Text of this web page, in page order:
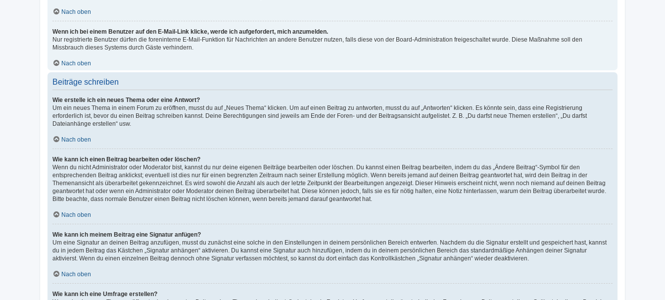
Nach oben
Wenn ich bei einem Benutzer auf den E-Mail-Link klicke, werde ich aufgefordert, mich anzumelden.
Nur registrierte Benutzer dürfen die foreninterne E-Mail-Funktion für Nachrichten an andere Benutzer nutzen, falls diese von der Board-Administration freigeschaltet wurde. Diese Maßnahme soll den
Missbrauch dieses Systems durch Gäste verhindern.
Nach oben
Beiträge schreiben
Wie erstelle ich ein neues Thema oder eine Antwort?
Um ein neues Thema in einem Forum zu eröffnen, musst du auf „Neues Thema“ klicken. Um auf einen Beitrag zu antworten, musst du auf „Antworten“ klicken. Es könnte sein, dass eine Registrierung
erforderlich ist, bevor du einen Beitrag schreiben kannst. Deine Berechtigungen sind jeweils am Ende der Foren- und der Beitragsansicht aufgelistet. Z. B. „Du darfst neue Themen erstellen“, „Du darfst
Dateianhänge erstellen“ usw.
Nach oben
Wie kann ich einen Beitrag bearbeiten oder löschen?
Wenn du nicht Administrator oder Moderator bist, kannst du nur deine eigenen Beiträge bearbeiten oder löschen. Du kannst einen Beitrag bearbeiten, indem du das „Ändere Beitrag“-Symbol für den
entsprechenden Beitrag anklickst; eventuell ist dies nur für einen begrenzten Zeitraum nach seiner Erstellung möglich. Wenn bereits jemand auf deinen Beitrag geantwortet hat, wird dein Beitrag in der
Themenansicht als überarbeitet gekennzeichnet. Es wird sowohl die Anzahl als auch der letzte Zeitpunkt der Bearbeitungen angezeigt. Dieser Hinweis erscheint nicht, wenn noch niemand auf deinen Beitrag
geantwortet hat oder wenn ein Administrator oder Moderator deinen Beitrag überarbeitet hat. Diese können jedoch, falls sie es für nötig halten, eine Notiz hinterlassen, warum dein Beitrag überarbeitet wurde.
Bitte beachte, dass normale Benutzer einen Beitrag nicht löschen können, wenn bereits jemand darauf geantwortet hat.
Nach oben
Wie kann ich meinem Beitrag eine Signatur anfügen?
Um eine Signatur an deinen Beitrag anzufügen, musst du zunächst eine solche in den Einstellungen in deinem persönlichen Bereich entwerfen. Nachdem du die Signatur erstellt und gespeichert hast, kannst
du in jedem Beitrag das Kästchen „Signatur anhängen“ aktivieren. Du kannst eine Signatur auch hinzufügen, indem du in deinem persönlichen Bereich das standardmäßige Anhängen deiner Signatur
aktivierst. Wenn du einen einzelnen Beitrag dennoch ohne Signatur verfassen möchtest, so kannst du dort einfach das Kontrollkästchen „Signatur anhängen“ wieder deaktivieren.
Nach oben
Wie kann ich eine Umfrage erstellen?